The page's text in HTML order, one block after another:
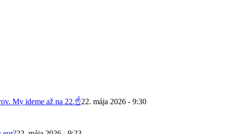
My ideme až na 22.☝️22. mája 2026 - 9:30